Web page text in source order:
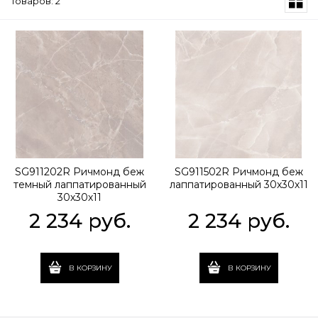
SG911202R Ричмонд беж
темный лаппатированный
30х30х11
2 234 руб.
В КОРЗИНУ
SG911502R Ричмонд беж
лаппатированный 30х30х11
2 234 руб.
В КОРЗИНУ